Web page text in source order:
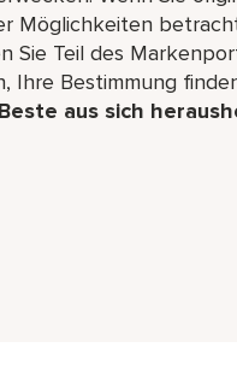
Möglichkeiten
Sie Teil des
Ihre Bestimmung
aus sich